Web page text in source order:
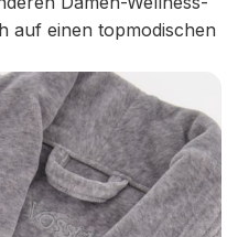
auf einen topmodischen